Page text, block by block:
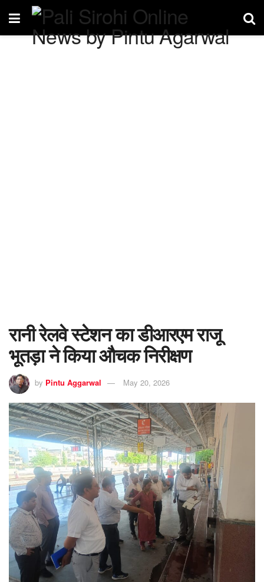
रानी रेलवे स्टेशन का डीआरएम राजू
भूतड़ा ने किया औचक निरीक्षण
by Pintu Aggarwal May 20, 2026